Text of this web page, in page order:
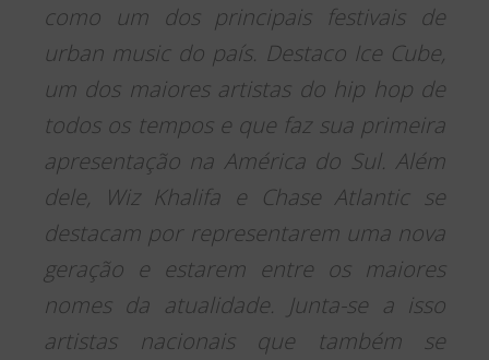
como um dos principais festivais de
urban music do país. Destaco Ice Cube,
um dos maiores artistas do hip hop de
todos os tempos e que faz sua primeira
apresentação na América do Sul. Além
dele, Wiz Khalifa e Chase Atlantic se
destacam por representarem uma nova
geração e estarem entre os maiores
nomes da atualidade. Junta-se a isso
artistas nacionais que também se